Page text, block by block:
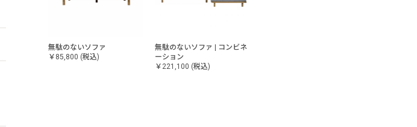
無駄のないソファ
￥85,800 (税込)
無駄のないソファ | コンビネ
ーション
￥221,100 (税込)